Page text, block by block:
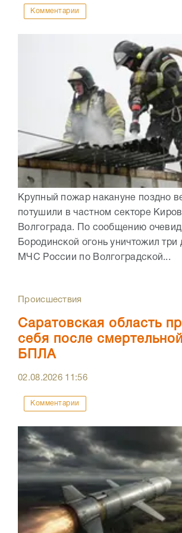
Комментарии
Крупный пожар накануне поздно
потушили в частном секторе
Волгограда. По сообщению
Бородинской огонь уничтожил
МЧС России по Волгоградской...
Происшествия
Саратовская область
себя после
БПЛА
02.08.2026 11:56
Комментарии